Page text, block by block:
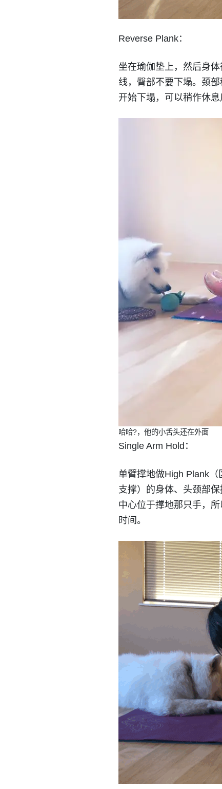
Reverse Plank：
坐在瑜伽垫上，然后身
线，臀部不要下塌。颈
开始下塌，可以稍作休息
哈哈?，他的小舌头还在外面
Single Arm Hold：
单臂撑地做High Plank
支撑）的身体、头颈部
中心位于撑地那只手，
时间。